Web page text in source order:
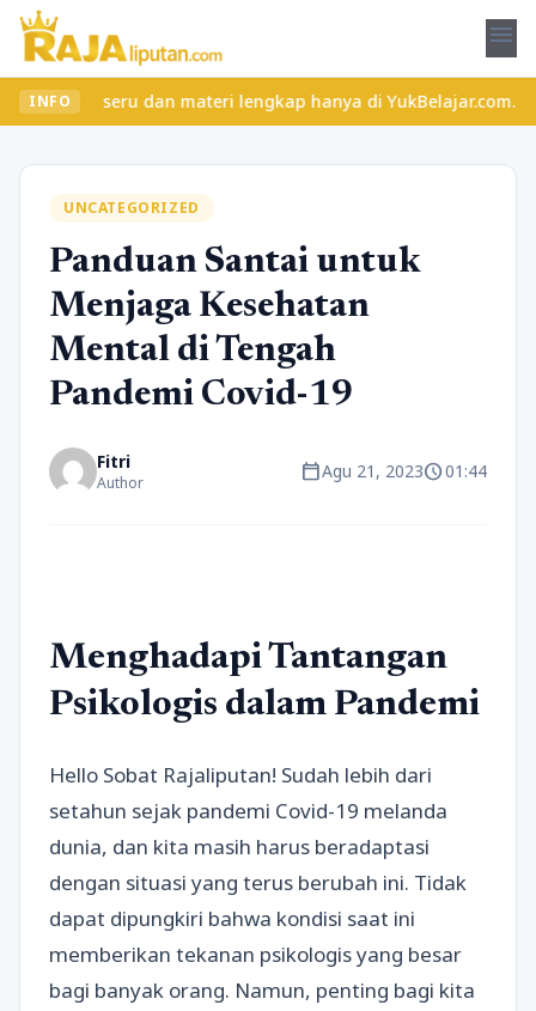
menu
INFOdan materi lengkap hanya di YukBelajar.com. Mulai
UNCATEGORIZED
Panduan Santai untuk
Menjaga Kesehatan
Mental di Tengah
Pandemi Covid-19
Fitri
Author calendar_todayAgu 21, 2023schedule01:44
Menghadapi Tantangan
Psikologis dalam Pandemi
Hello Sobat Rajaliputan! Sudah lebih dari
setahun sejak pandemi Covid-19 melanda
dunia, dan kita masih harus beradaptasi
dengan situasi yang terus berubah ini. Tidak
dapat dipungkiri bahwa kondisi saat ini
memberikan tekanan psikologis yang besar
bagi banyak orang. Namun, penting bagi kita